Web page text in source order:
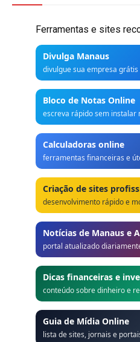
Ferramentas e sites
Divulga Manaus
divulgue sua empresa
Bloco de Notas Online
escreva rápido sem instalar
Calculadoras online
ferramentas financeiras e
Criação de sites
desenvolvimento rápido e
Notícias de Manaus e
portal atualizado
Dicas financeiras e
conteúdo sobre dinheiro e
Guia de Mídia Online
lista de sites, jornais e